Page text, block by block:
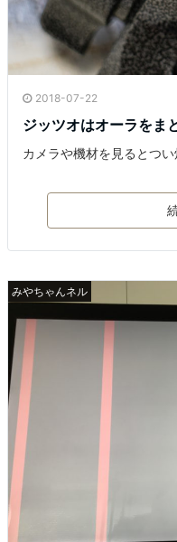
2018-07-22
ジッツオはオーラをま
カメラや機材を見るとつ
みやちゃんネル